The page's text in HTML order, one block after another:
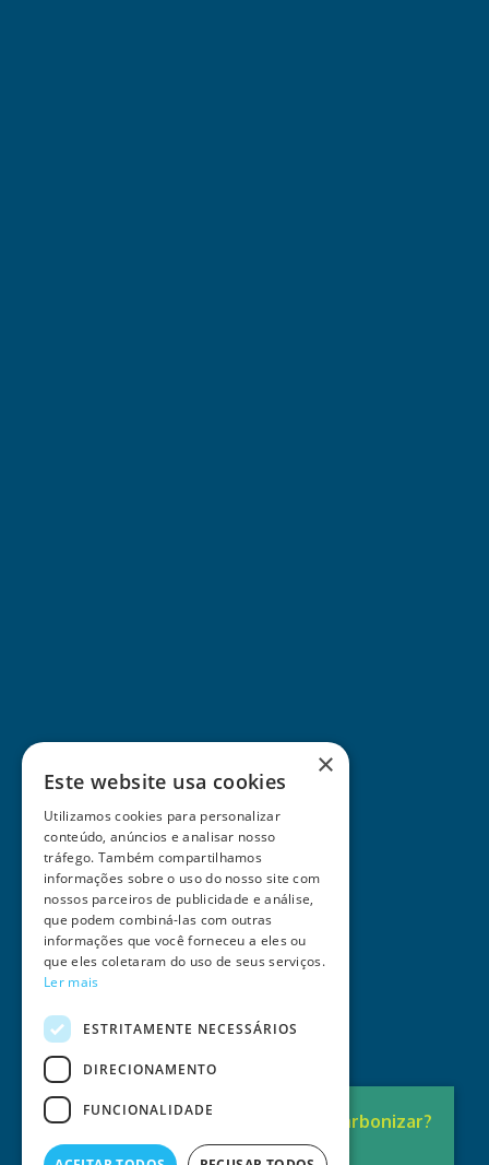
Pronto para
Descarbonizar?
A solução está aqui.
×
Este website usa cookies
Utilizamos cookies para personalizar
conteúdo, anúncios e analisar nosso
tráfego. Também compartilhamos
informações sobre o uso do nosso site com
nossos parceiros de publicidade e análise,
que podem combiná-las com outras
informações que você forneceu a eles ou
que eles coletaram do uso de seus serviços.
Ler mais
ESTRITAMENTE NECESSÁRIOS
DIRECIONAMENTO
FUNCIONALIDADE